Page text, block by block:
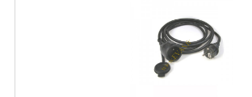
Système De Conférence
Système Visite Guidée